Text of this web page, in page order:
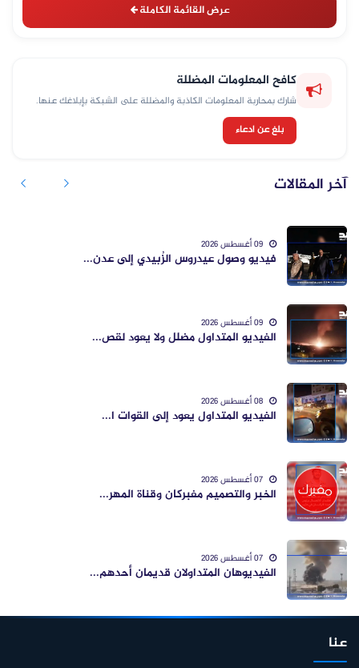
عرض القائمة الكاملة
كافح المعلومات المضللة
شارك بمحاربة المعلومات الكاذبة والمضللة على الشبكة بإبلاغك عنها.
بلغ عن ادعاء
آخر المقالات
فيديو وصول عيدروس الزُبيدي إلى عدن...
الفيديو المتداول مضلل ولا يعود لقص...
الفيديو المتداول يعود إلى القوات ا...
الخبر والتصميم مفبركان وقناة المهر...
الفيديوهان المتداولان قديمان أحدهم...
عنا